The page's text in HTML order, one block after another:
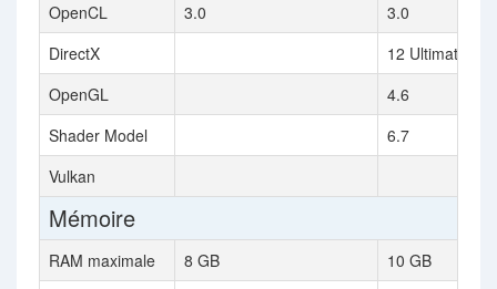
OpenCL 3.0
3.0
DirectX
12 Ultimate
OpenGL
4.6
Shader Model
6.7
Vulkan
Mémoire
RAM maximale 8 GB
10 GB